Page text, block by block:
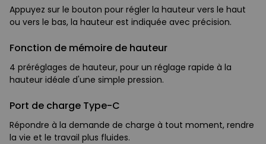
Appuyez sur le bouton pour régler la hauteur vers le haut
ou vers le bas, la hauteur est indiquée avec précision.
Fonction de mémoire de hauteur
4 préréglages de hauteur, pour un réglage rapide à la
hauteur idéale d'une simple pression.
Port de charge Type-C
Répondre à la demande de charge à tout moment, rendre
la vie et le travail plus fluides.